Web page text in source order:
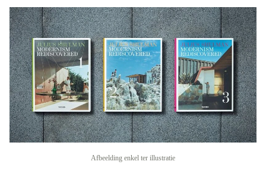
Afbeelding enkel ter illustratie